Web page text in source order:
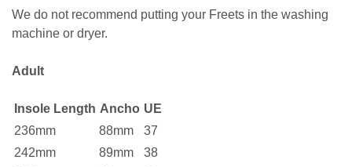
We do not recommend putting your Freets in the washing
machine or dryer.
Adult
Insole Length Ancho UE
236mm
88mm
37
242mm
89mm
38